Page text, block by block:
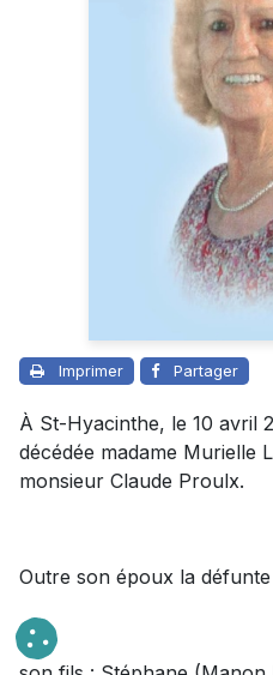
Imprimer Partager
À St-Hyacinthe, le 10 avril
décédée madame Murielle
monsieur Claude Proulx.
Outre son époux la